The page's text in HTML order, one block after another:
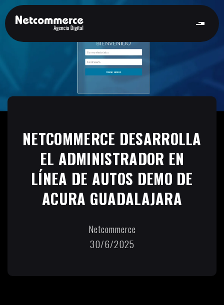
NETCOMMERCE DESARROLLA
EL ADMINISTRADOR EN
LÍNEA DE AUTOS DEMO DE
ACURA GUADALAJARA
Netcommerce
30/6/2025